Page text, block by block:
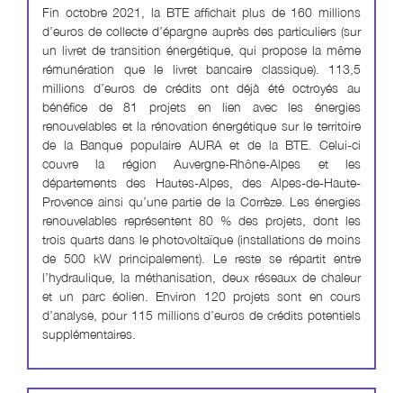
Fin octobre 2021, la BTE affichait plus de 160 millions
d’euros de collecte d’épargne auprès des particuliers (sur
un livret de transition énergétique, qui propose la même
rémunération que le livret bancaire classique). 113,5
millions d’euros de crédits ont déjà été octroyés au
bénéfice de 81 projets en lien avec les énergies
renouvelables et la rénovation énergétique sur le territoire
de la Banque populaire AURA et de la BTE. Celui-ci
couvre la région Auvergne-Rhône-Alpes et les
départements des Hautes-Alpes, des Alpes-de-Haute-
Provence ainsi qu’une partie de la Corrèze. Les énergies
renouvelables représentent 80 % des projets, dont les
trois quarts dans le photovoltaïque (installations de moins
de 500 kW principalement). Le reste se répartit entre
l’hydraulique, la méthanisation, deux réseaux de chaleur
et un parc éolien. Environ 120 projets sont en cours
d’analyse, pour 115 millions d’euros de crédits potentiels
supplémentaires.